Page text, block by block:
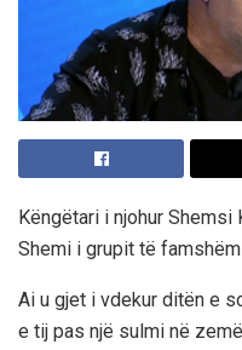
Këngëtari i njohur
Shemi i grupit të
Ai u gjet i vdekur ditën e
e tij pas një sulmi në